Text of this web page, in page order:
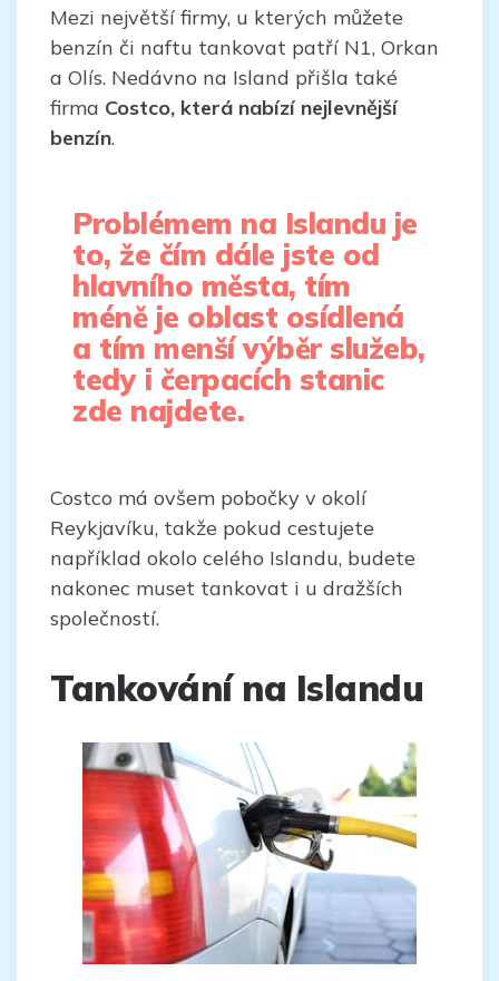
Mezi největší firmy, u kterých můžete
benzín či naftu tankovat patří N1, Orkan
a Olís. Nedávno na Island přišla také
firma Costco, která nabízí nejlevnější
benzín.
Problémem na Islandu je
to, že čím dále jste od
hlavního města, tím
méně je oblast osídlená
a tím menší výběr služeb,
tedy i čerpacích stanic
zde najdete.
Costco má ovšem pobočky v okolí
Reykjavíku, takže pokud cestujete
například okolo celého Islandu, budete
nakonec muset tankovat i u dražších
společností.
Tankování na Islandu